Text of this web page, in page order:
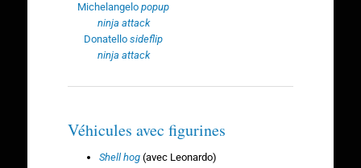
Michelangelopopup
ninja attack
Donatellosideflip
ninja attack
Véhicules avec figurines
Shell hog(avec Leonardo)